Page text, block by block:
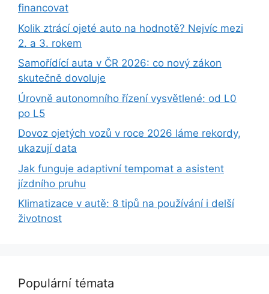
financovat
Kolik ztrácí ojeté auto na hodnotě? Nejvíc mezi
2. a 3. rokem
Samořídící auta v ČR 2026: co nový zákon
skutečně dovoluje
Úrovně autonomního řízení vysvětlené: od L0
po L5
Dovoz ojetých vozů v roce 2026 láme rekordy,
ukazují data
Jak funguje adaptivní tempomat a asistent
jízdního pruhu
Klimatizace v autě: 8 tipů na používání i delší
životnost
Populární témata